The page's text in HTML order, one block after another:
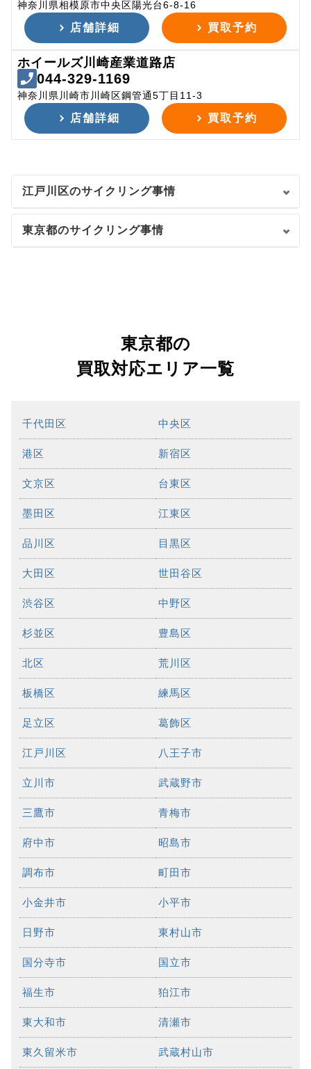
神奈川県相模原市中央区陽光台6-8-16
店舗詳細 買取予約
ホイールズ川崎産業道路店
044-329-1169
神奈川県川崎市川崎区鋼管通5丁目11-3
店舗詳細 買取予約
江戸川区のサイクリング事情
東京都のサイクリング事情
東京都の
買取対応エリア一覧
千代田区 中央区
港区 新宿区
文京区 台東区
墨田区 江東区
品川区 目黒区
大田区 世田谷区
渋谷区 中野区
杉並区 豊島区
北区 荒川区
板橋区 練馬区
足立区 葛飾区
江戸川区 八王子市
立川市 武蔵野市
三鷹市 青梅市
府中市 昭島市
調布市 町田市
小金井市 小平市
日野市 東村山市
国分寺市 国立市
福生市 狛江市
東大和市 清瀬市
東久留米市 武蔵村山市